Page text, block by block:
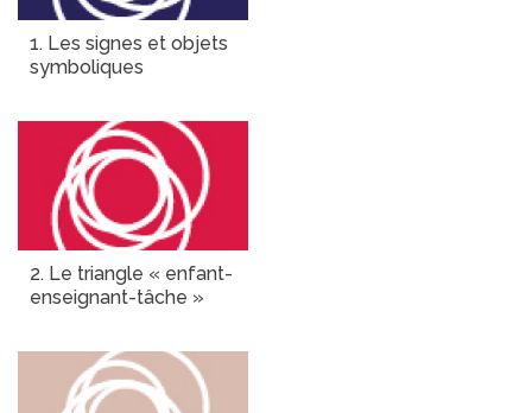
1. Les signes et objets
symboliques
2. Le triangle « enfant-
enseignant-tâche »